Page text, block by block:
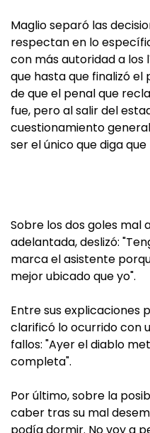
Maglio separó las
respectan en lo
con más autoridad a los
que hasta que finalizó
de que el penal que
fue, pero al salir del
cuestionamiento
ser el único que diga que
Sobre los dos goles mal
adelantada, deslizó:
marca el asistente
mejor ubicado que yo".
Entre sus explicaciones
clarificó lo ocurrido con
fallos: "Ayer el diablo
completa".
Por último, sobre la
caber tras su mal